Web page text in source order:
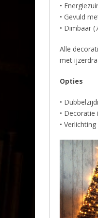
•
• Gevuld
• Dimbaar
Alle
met
Opties
•
•
•